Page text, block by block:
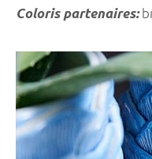
Coloris partenaires: